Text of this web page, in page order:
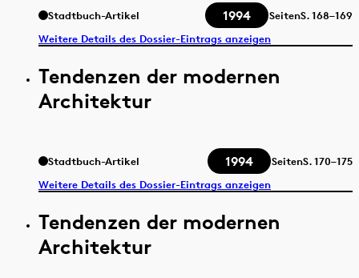
Stadtbuch-Artikel 1994 SeitenS.168–169
Weitere Details des Dossier-Eintrags anzeigen
Tendenzen der modernen
Architektur
Stadtbuch-Artikel 1994 SeitenS.170–175
Weitere Details des Dossier-Eintrags anzeigen
Tendenzen der modernen
Architektur